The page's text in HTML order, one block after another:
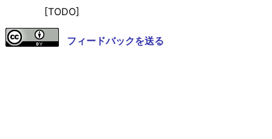
[TODO]
フィードバックを送る